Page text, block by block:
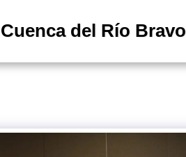
del Río Bravo